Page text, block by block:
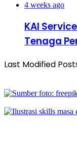
4 weeks ago
KAI
Tenaga
Last Modified